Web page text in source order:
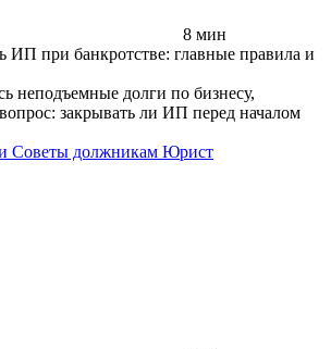
8 мин
ИП при банкротстве: главные правила и
неподъемные долги по бизнесу,
закрывать ли ИП перед началом
Советы должникам Юрист